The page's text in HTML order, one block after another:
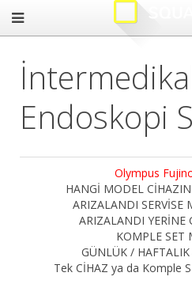
Endoskopi
Olympus
HANGİ MODEL
ARIZALANDI SERVİSE
ARIZALANDI YERİNE
KOMPLE SET
GÜNLÜK /
Tek CİHAZ ya da Komple